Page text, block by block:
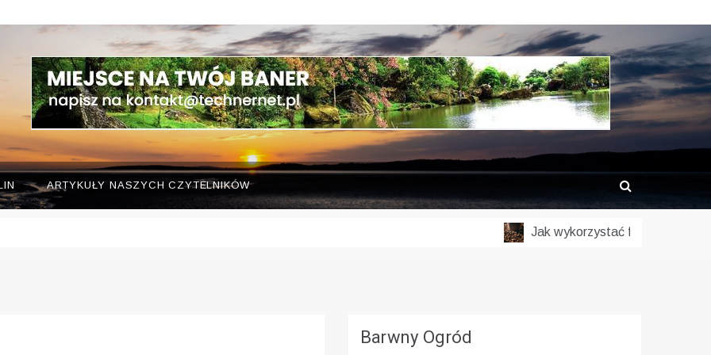
ARTYKUŁY NASZYCH CZYTELNIKÓW
Jak wykorzystać fusy z kawy w
Barwny Ogród